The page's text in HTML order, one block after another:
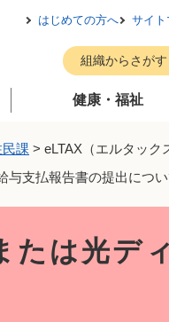
メニューを飛ばして本文
はじめての方へ サイト
組織からさがす
健康・福祉
課 > eLTAX（エルタック
与支払報告書の提出につい
は光デ